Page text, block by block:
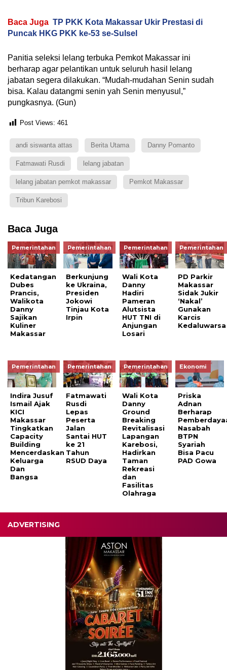
Baca Juga TP PKK Kota Makassar Ukir Prestasi di
Puncak HKG PKK ke-53 se-Sulsel
Panitia seleksi lelang terbuka Pemkot Makassar ini
berharap agar pelantikan untuk seluruh hasil lelang
jabatan segera dilakukan. “Mudah-mudahan Senin sudah
bisa. Kalau datangmi senin yah Senin menyusul,”
pungkasnya. (Gun)
Post Views: 461
andi siswanta attas Berita Utama Danny Pomanto
Fatmawati Rusdi lelang jabatan
lelang jabatan pemkot makassar Pemkot Makassar
Tribun Karebosi
Baca Juga
Pemerintahan
Kedatangan
Dubes
Prancis,
Walikota
Danny
Sajikan
Kuliner
Makassar
Pemerintahan
Berkunjung
ke Ukraina,
Presiden
Jokowi
Tinjau Kota
Irpin
Pemerintahan
Wali Kota
Danny
Hadiri
Pameran
Alutsista
HUT TNI di
Anjungan
Losari
Pemerintahan
PD Parkir
Makassar
Sidak Jukir
‘Nakal’
Gunakan
Karcis
Kedaluwarsa
Pemerintahan
Indira Jusuf
Ismail Ajak
KICI
Makassar
Tingkatkan
Capacity
Building
Mencerdaskan
Keluarga
Dan
Bangsa
Pemerintahan
Fatmawati
Rusdi
Lepas
Peserta
Jalan
Santai HUT
ke 21
Tahun
RSUD Daya
Pemerintahan
Wali Kota
Danny
Ground
Breaking
Revitalisasi
Lapangan
Karebosi,
Hadirkan
Taman
Rekreasi
dan
Fasilitas
Olahraga
Ekonomi
Priska
Adnan
Berharap
Nasabah
BTPN
Syariah
Bisa Pacu
PAD Gowa
ADVERTISING